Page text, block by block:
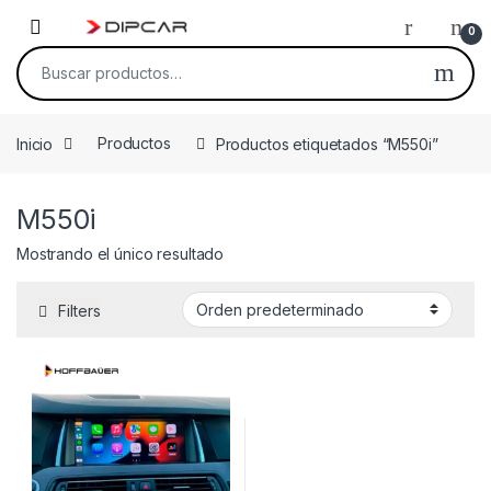
0
Buscar por:
Inicio Productos Productos etiquetados “M550i”
M550i
Mostrando el único resultado
Filters